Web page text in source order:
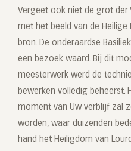
Vergeet ook niet de grot der
met het beeld van de
bron. De onderaardse
een bezoek waard. Bij dit
meesterwerk werd de
bewerken volledig beheerst.
moment van Uw verblijf zal
worden, waar duizenden
hand het Heiligdom van